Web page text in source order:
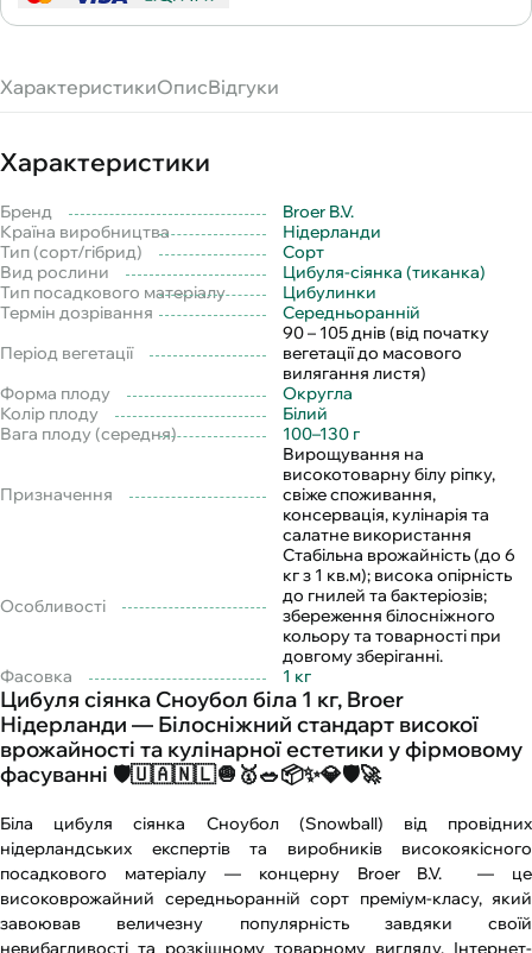
ХарактеристикиОписВідгуки
Характеристики
Бренд
Broer B.V.
Країна виробництва
Нідерланди
Тип (сорт/гібрид)
Сорт
Вид рослини
Цибуля-сіянка (тиканка)
Тип посадкового матеріалу
Цибулинки
Термін дозрівання
Середньоранній
Період вегетації
90 – 105 днів (від початку
вегетації до масового
вилягання листя)
Форма плоду
Округла
Колір плоду
Білий
Вага плоду (середня)
100–130 г
Призначення
Вирощування на
високотоварну білу ріпку,
свіже споживання,
консервація, кулінарія та
салатне використання
Особливості
Стабільна врожайність (до 6
кг з 1 кв.м); висока опірність
до гнилей та бактеріозів;
збереження білосніжного
кольору та товарності при
довгому зберіганні.
Фасовка
1 кг
Цибуля сіянка Сноубол біла 1 кг, Broer
Нідерланди — Білосніжний стандарт високої
врожайності та кулінарної естетики у фірмовому
фасуванні 🛡️🇺🇦🇳🇱🧅🥇🥗📦✨💎🛡️🚀
Біла цибуля сіянка Сноубол (Snowball) від провідних
нідерландських експертів та виробників високоякісного
посадкового матеріалу — концерну Broer B.V. — це
високоврожайний середньоранній сорт преміум-класу, який
завоював величезну популярність завдяки своїй
невибагливості та розкішному товарному вигляду. Інтернет-